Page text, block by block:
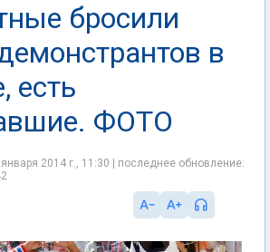
бросили
в
есть
ФОТО
2014 г., 11:30 | последнее обновление: